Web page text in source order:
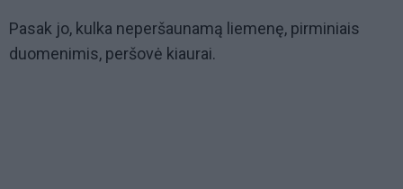
Pasak jo, kulka neperšaunamą liemenę, pirminiais
duomenimis, peršovė kiaurai.